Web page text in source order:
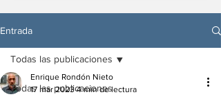
Entrada
Todas las publicaciones
Todas las publicaciones
Enrique Rondón Nieto
17 mar 2023 4 min de lectura